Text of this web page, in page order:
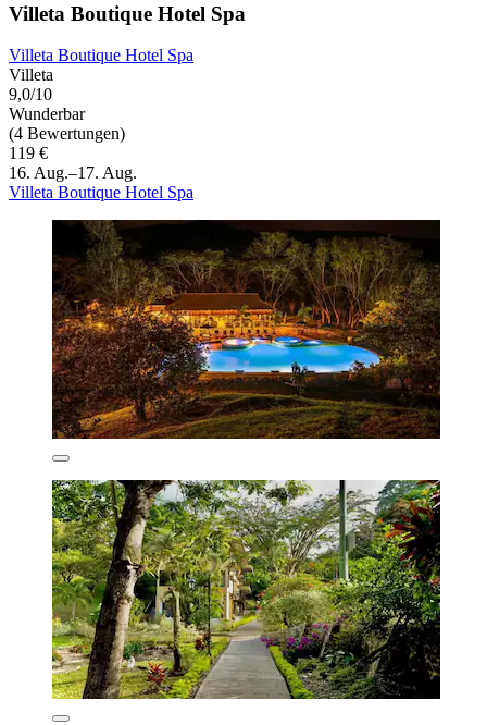
Villeta Boutique Hotel Spa
Villeta Boutique Hotel Spa
Villeta
9,0/10
Wunderbar
(4 Bewertungen)
119 €
16. Aug.–17. Aug.
Villeta Boutique Hotel Spa